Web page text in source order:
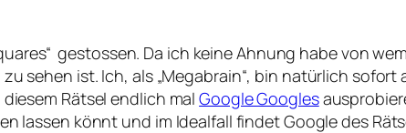
gestossen. Da ich keine Ahnung habe von
sehen ist. Ich, als „Megabrain“, bin natürlich
Rätsel endlich malGoogle Googles
lassen könnt und im Idealfall findet Google des